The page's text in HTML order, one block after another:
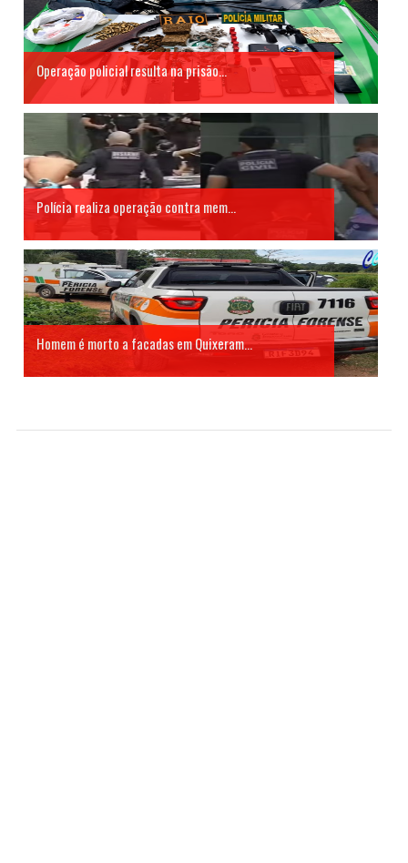
Operação policial resulta na prisão...
Polícia realiza operação contra mem...
Homem é morto a facadas em Quixeram...